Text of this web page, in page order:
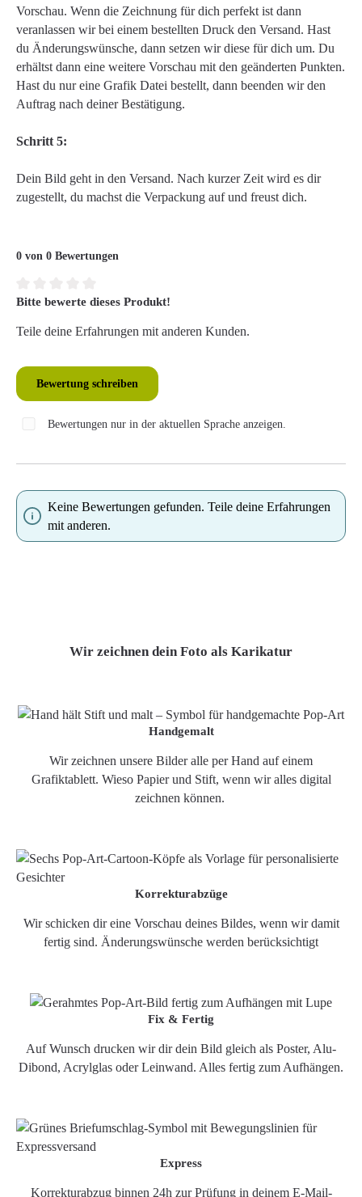
Vorschau. Wenn die Zeichnung für dich perfekt ist dann
veranlassen wir bei einem bestellten Druck den Versand. Hast
du Änderungswünsche, dann setzen wir diese für dich um. Du
erhältst dann eine weitere Vorschau mit den geänderten Punkten.
Hast du nur eine Grafik Datei bestellt, dann beenden wir den
Auftrag nach deiner Bestätigung.
Schritt 5:
Dein Bild geht in den Versand. Nach kurzer Zeit wird es dir
zugestellt, du machst die Verpackung auf und freust dich.
0 von 0 Bewertungen
Durchschnittliche Bewertung von 0 von 5 Sternen
Bitte bewerte dieses Produkt!
Teile deine Erfahrungen mit anderen Kunden.
Bewertung schreiben
Bewertungen nur in der aktuellen Sprache anzeigen.
Keine Bewertungen gefunden. Teile deine Erfahrungen
mit anderen.
Wir zeichnen dein Foto als Karikatur
Handgemalt
Wir zeichnen unsere Bilder alle per Hand auf einem
Grafiktablett. Wieso Papier und Stift, wenn wir alles digital
zeichnen können.
Korrekturabzüge
Wir schicken dir eine Vorschau deines Bildes, wenn wir damit
fertig sind. Änderungswünsche werden berücksichtigt
Fix & Fertig
Auf Wunsch drucken wir dir dein Bild gleich als Poster, Alu-
Dibond, Acrylglas oder Leinwand. Alles fertig zum Aufhängen.
Express
Korrekturabzug binnen 24h zur Prüfung in deinem E-Mail-